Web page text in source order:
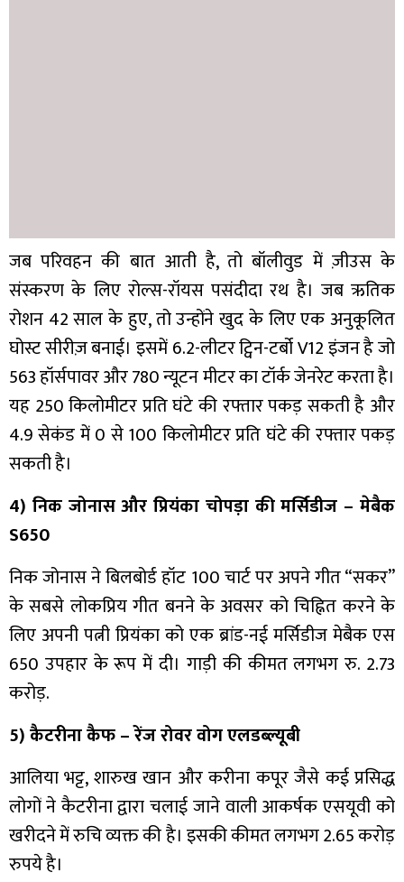
जब परिवहन की बात आती है, तो बॉलीवुड में ज़ीउस के
संस्करण के लिए रोल्स-रॉयस पसंदीदा रथ है। जब ऋतिक
रोशन 42 साल के हुए, तो उन्होंने खुद के लिए एक अनुकूलित
घोस्ट सीरीज़ बनाई। इसमें 6.2-लीटर ट्विन-टर्बो V12 इंजन है जो
563 हॉर्सपावर और 780 न्यूटन मीटर का टॉर्क जेनरेट करता है।
यह 250 किलोमीटर प्रति घंटे की रफ्तार पकड़ सकती है और
4.9 सेकंड में 0 से 100 किलोमीटर प्रति घंटे की रफ्तार पकड़
सकती है।
4) निक जोनास और प्रियंका चोपड़ा की मर्सिडीज – मेबैक
S650
निक जोनास ने बिलबोर्ड हॉट 100 चार्ट पर अपने गीत “सकर”
के सबसे लोकप्रिय गीत बनने के अवसर को चिह्नित करने के
लिए अपनी पत्नी प्रियंका को एक ब्रांड-नई मर्सिडीज मेबैक एस
650 उपहार के रूप में दी। गाड़ी की कीमत लगभग रु. 2.73
करोड़.
5) कैटरीना कैफ – रेंज रोवर वोग एलडब्ल्यूबी
आलिया भट्ट, शारुख खान और करीना कपूर जैसे कई प्रसिद्ध
लोगों ने कैटरीना द्वारा चलाई जाने वाली आकर्षक एसयूवी को
खरीदने में रुचि व्यक्त की है। इसकी कीमत लगभग 2.65 करोड़
रुपये है।